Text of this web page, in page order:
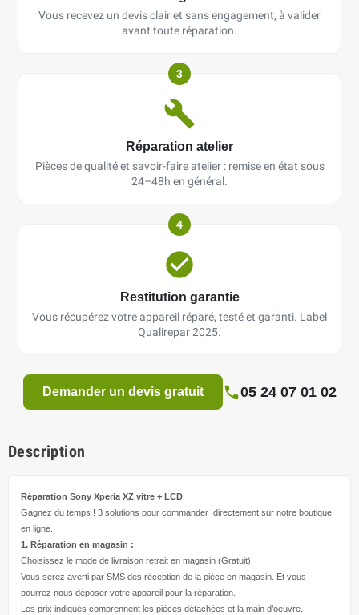
Vous recevez un devis clair et sans engagement, à valider
avant toute réparation.
3
Réparation atelier
Pièces de qualité et savoir-faire atelier : remise en état sous
24–48h en général.
4
Restitution garantie
Vous récupérez votre appareil réparé, testé et garanti. Label
Qualirepar 2025.
Demander un devis gratuit 05 24 07 01 02
Description
Réparation Sony Xperia XZ vitre + LCD
Gagnez du temps ! 3 solutions pour commander directement sur notre boutique
en ligne.
1. Réparation en magasin :
Choisissez le mode de livraison retrait en magasin (Gratuit).
Vous serez averti par SMS dès réception de la pièce en magasin. Et vous
pourrez nous déposer votre appareil pour la réparation.
Les prix indiqués comprennent les pièces détachées et la main d’oeuvre